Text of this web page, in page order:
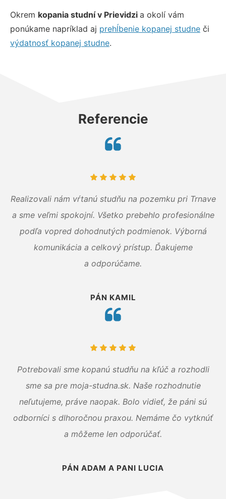
Okrem kopania studní v Prievidzi a okolí vám
ponúkame napríklad aj prehĺbenie kopanej studne či
výdatnosť kopanej studne.
Referencie
Realizovali nám vŕtanú studňu na pozemku pri Trnave
a sme veľmi spokojní. Všetko prebehlo profesionálne
podľa vopred dohodnutých podmienok. Výborná
komunikácia a celkový prístup. Ďakujeme
a odporúčame.
PÁN KAMIL
Potrebovali sme kopanú studňu na kľúč a rozhodli
sme sa pre moja-studna.sk. Naše rozhodnutie
neľutujeme, práve naopak. Bolo vidieť, že páni sú
odborníci s dlhoročnou praxou. Nemáme čo vytknúť
a môžeme len odporúčať.
PÁN ADAM A PANI LUCIA